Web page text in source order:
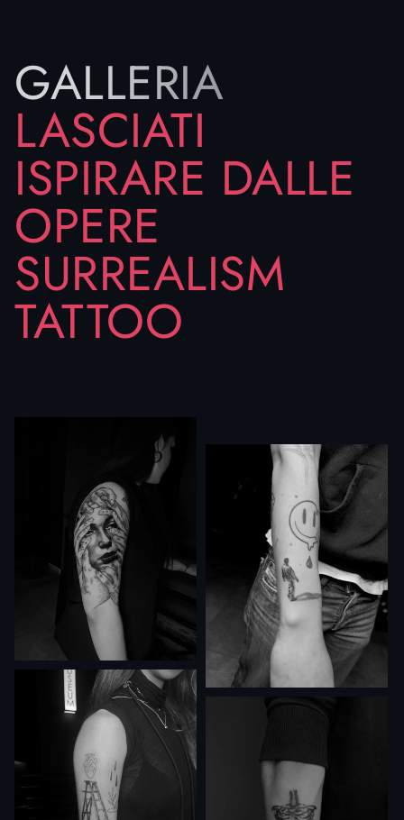
dove un piccolo soggetto diventa segreto e
potente.
La bellezza del surrealism tattoo sta proprio nella
sua adattabilità: ogni posizione del corpo può
diventare parte integrante della composizione,
aggiungendo forza e profondità al messaggio.
Esplora gli stili dei nostri tatuatori, lasciati ispirare
dalle opere già realizzate e immagina come la tua
idea possa trasformarsi in un linguaggio personale
e unico.
Ogni progetto è pensato insieme a te, con la
possibilità di giocare con dimensioni, dettagli e
atmosfere: il risultato sarà un tatuaggio che non
GALLERIA
LASCIATI
ISPIRARE DALLE
OPERE
SURREALISM
TATTOO